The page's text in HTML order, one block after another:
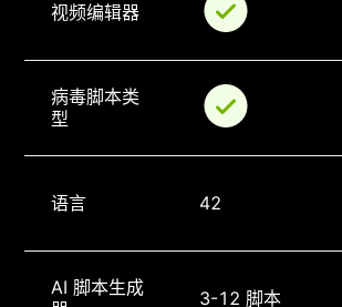
视频编辑器
病毒脚本类
型
语言 42
AI 脚本生成
3-12 脚本